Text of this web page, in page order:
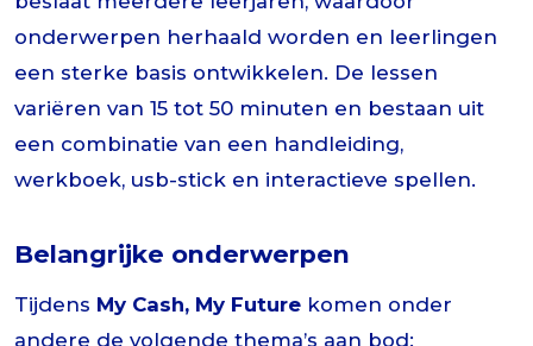
onderwerpen herhaald worden en leerlingen
een sterke basis ontwikkelen. De lessen
variëren van 15 tot 50 minuten en bestaan uit
een combinatie van een handleiding,
werkboek, usb-stick en interactieve spellen.
Belangrijke onderwerpen
Tijdens My Cash, My Future komen onder
andere de volgende thema’s aan bod: